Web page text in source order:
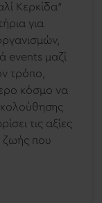
Κερκίδα”
για
events μαζί
τρόπο,
κόσμο να
τις αξίες
ζωής που